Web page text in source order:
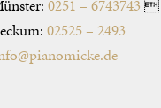
0251 – 6743743 
02525 – 2493